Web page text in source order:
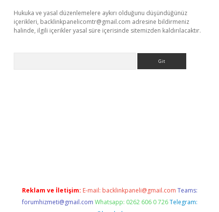
Hukuka ve yasal düzenlemelere aykırı olduğunu düşündüğünüz
içerikleri, backlinkpanelicomtr@gmail.com adresine bildirmeniz
halinde, ilgili içerikler yasal süre içerisinde sitemizden kaldırılacaktır.
Reklam ve İletişim: E-mail: backlinkpaneli@gmail.com Teams:
forumhizmeti@gmail.com Whatsapp: 0262 606 0 726 Telegram: